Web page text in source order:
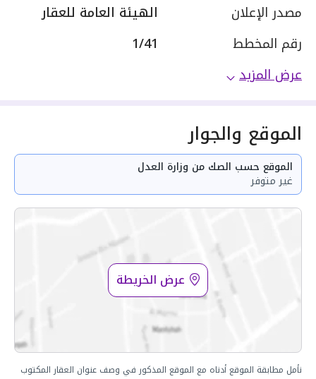
مصدر الإعلان
الهيئة العامة للعقار
رقم المخطط
1/41
عرض المزيد
الموقع والجوار
الموقع حسب الصك من وزارة العدل
غير متوفر
عرض الخريطة
نأمل مطابقة الموقع أدناه مع الموقع المذكور في وصف عنوان العقار المكتوب